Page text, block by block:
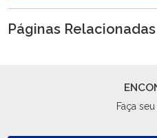
Páginas
Faça